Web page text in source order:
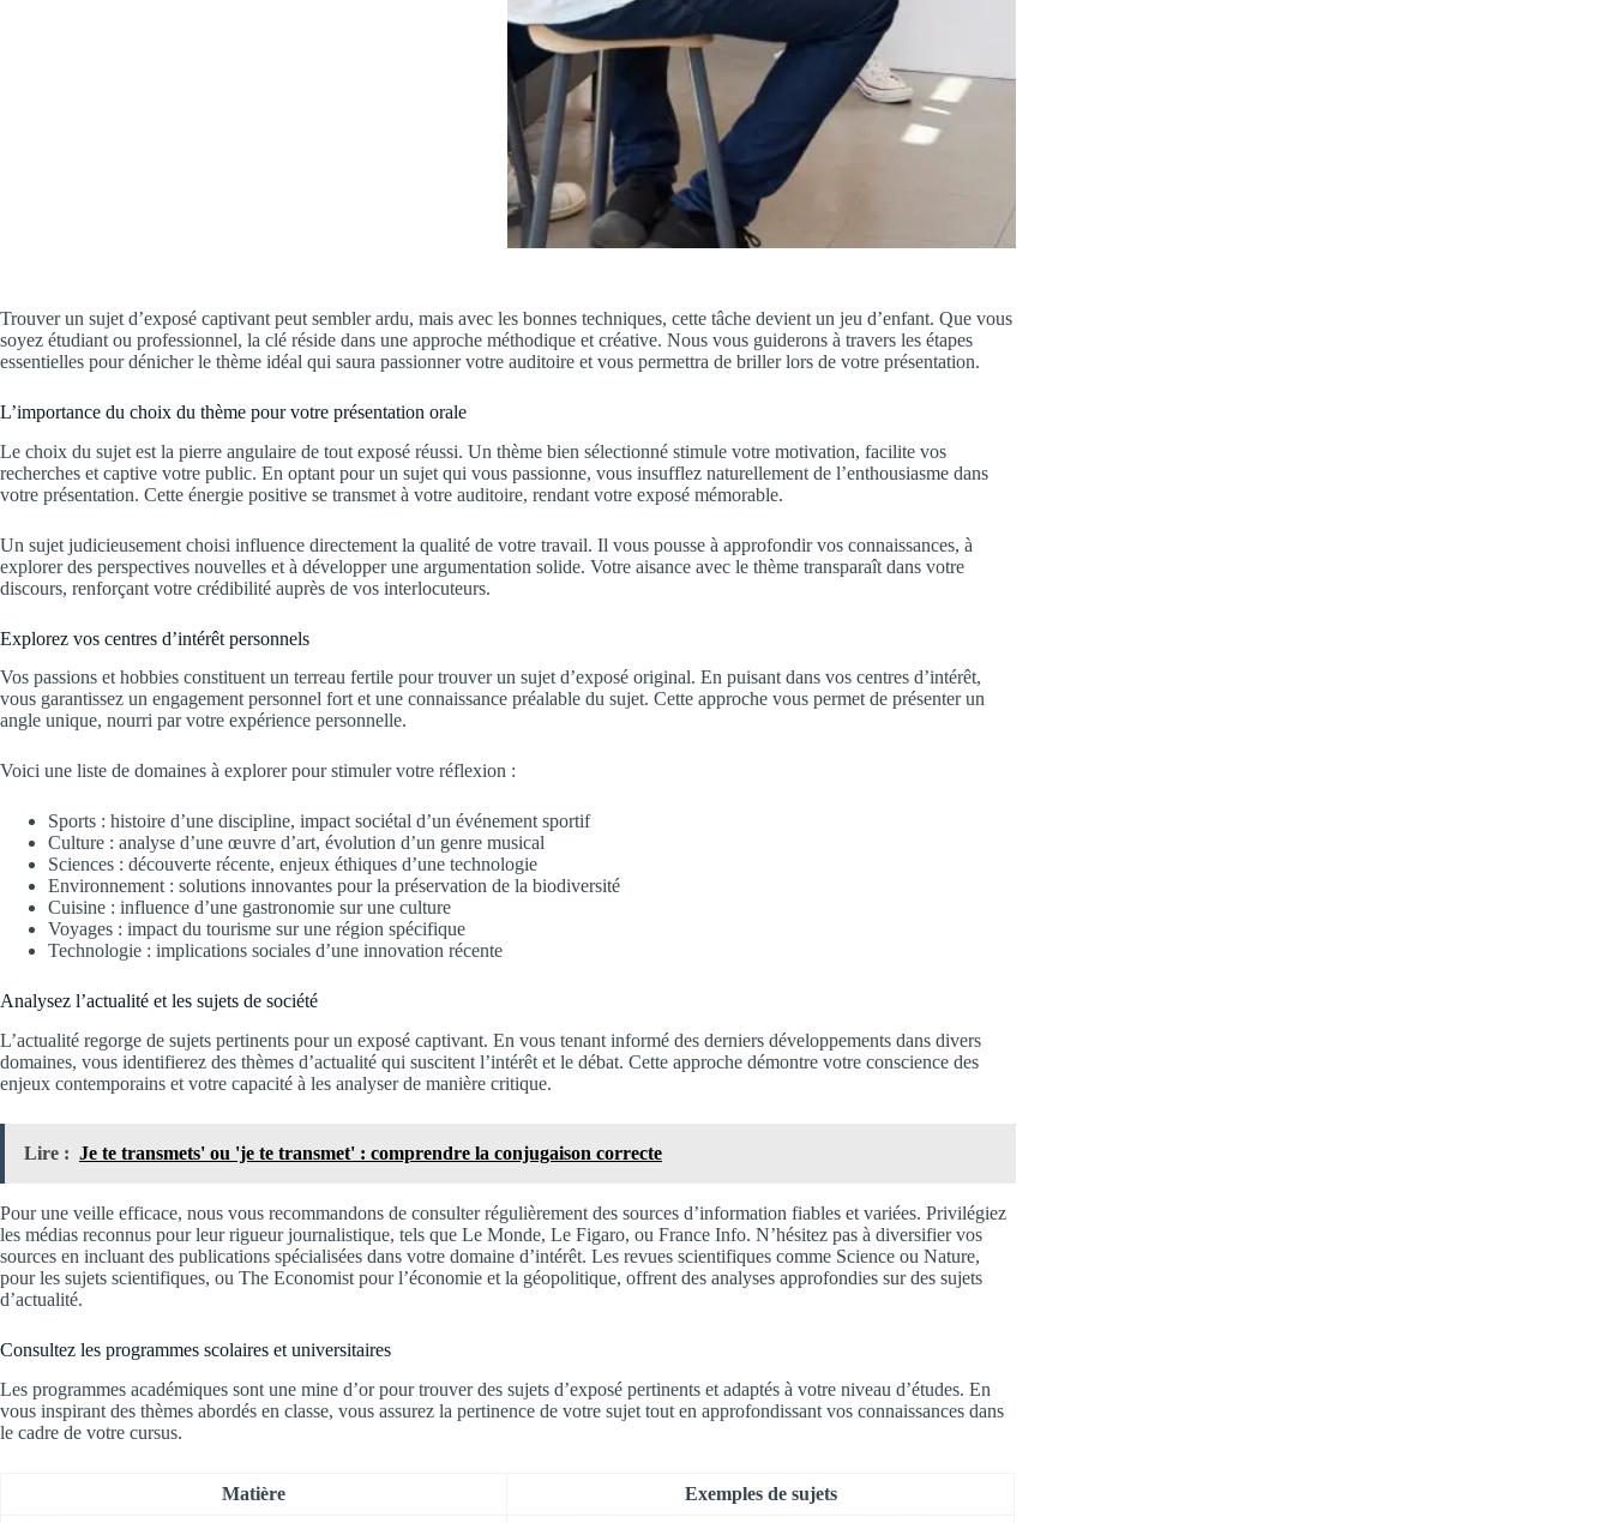
Trouver un sujet d’exposé captivant peut sembler ardu, mais avec les bonnes techniques, cette tâche devient un jeu d’enfant. Que vous
soyez étudiant ou professionnel, la clé réside dans une approche méthodique et créative. Nous vous guiderons à travers les étapes
essentielles pour dénicher le thème idéal qui saura passionner votre auditoire et vous permettra de briller lors de votre présentation.
L’importance du choix du thème pour votre présentation orale
Le choix du sujet est la pierre angulaire de tout exposé réussi. Un thème bien sélectionné stimule votre motivation, facilite vos
recherches et captive votre public. En optant pour un sujet qui vous passionne, vous insufflez naturellement de l’enthousiasme dans
votre présentation. Cette énergie positive se transmet à votre auditoire, rendant votre exposé mémorable.
Un sujet judicieusement choisi influence directement la qualité de votre travail. Il vous pousse à approfondir vos connaissances, à
explorer des perspectives nouvelles et à développer une argumentation solide. Votre aisance avec le thème transparaît dans votre
discours, renforçant votre crédibilité auprès de vos interlocuteurs.
Explorez vos centres d’intérêt personnels
Vos passions et hobbies constituent un terreau fertile pour trouver un sujet d’exposé original. En puisant dans vos centres d’intérêt,
vous garantissez un engagement personnel fort et une connaissance préalable du sujet. Cette approche vous permet de présenter un
angle unique, nourri par votre expérience personnelle.
Voici une liste de domaines à explorer pour stimuler votre réflexion :
Sports : histoire d’une discipline, impact sociétal d’un événement sportif
Culture : analyse d’une œuvre d’art, évolution d’un genre musical
Sciences : découverte récente, enjeux éthiques d’une technologie
Environnement : solutions innovantes pour la préservation de la biodiversité
Cuisine : influence d’une gastronomie sur une culture
Voyages : impact du tourisme sur une région spécifique
Technologie : implications sociales d’une innovation récente
Analysez l’actualité et les sujets de société
L’actualité regorge de sujets pertinents pour un exposé captivant. En vous tenant informé des derniers développements dans divers
domaines, vous identifierez des thèmes d’actualité qui suscitent l’intérêt et le débat. Cette approche démontre votre conscience des
enjeux contemporains et votre capacité à les analyser de manière critique.
Lire : Je te transmets' ou 'je te transmet' : comprendre la conjugaison correcte
Pour une veille efficace, nous vous recommandons de consulter régulièrement des sources d’information fiables et variées. Privilégiez
les médias reconnus pour leur rigueur journalistique, tels que Le Monde, Le Figaro, ou France Info. N’hésitez pas à diversifier vos
sources en incluant des publications spécialisées dans votre domaine d’intérêt. Les revues scientifiques comme Science ou Nature,
pour les sujets scientifiques, ou The Economist pour l’économie et la géopolitique, offrent des analyses approfondies sur des sujets
d’actualité.
Consultez les programmes scolaires et universitaires
Les programmes académiques sont une mine d’or pour trouver des sujets d’exposé pertinents et adaptés à votre niveau d’études. En
vous inspirant des thèmes abordés en classe, vous assurez la pertinence de votre sujet tout en approfondissant vos connaissances dans
le cadre de votre cursus.
Matière Exemples de sujets